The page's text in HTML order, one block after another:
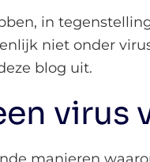
in
niet onder
blog uit.